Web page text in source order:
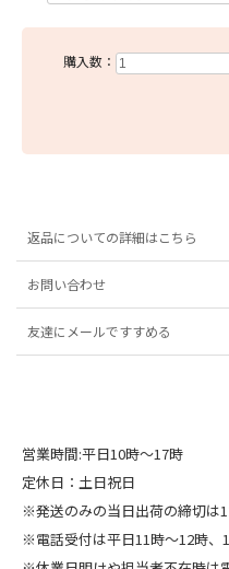
購入数：
返品についての詳細はこちら
お問い合わせ
友達にメールですすめる
営業時間:平日10時～17時
定休日：土日祝日
※発送のみの当日出荷の締切は
※電話受付は平日11時～12時、